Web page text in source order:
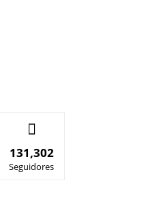
131,302
Seguidores